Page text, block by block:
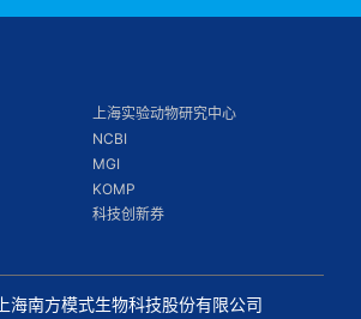
上海实验动物研究中心
NCBI
MGI
KOMP
科技创新券
上海南方模式生物科技股份有限公司